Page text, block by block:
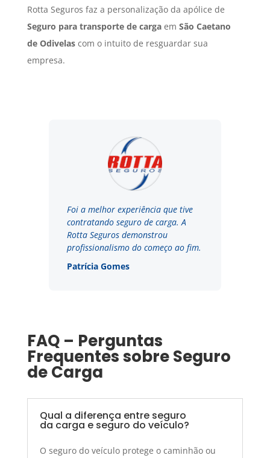
Rotta Seguros faz a personalização da apólice de
Seguro para transporte de cargaem São Caetano
de Odivelascom o intuito de resguardar sua
empresa.
Foi a melhor experiência que tive
contratando seguro de carga. A
Rotta Seguros demonstrou
profissionalismo do começo ao fim.
Patrícia Gomes
FAQ – Perguntas
Frequentes sobre Seguro
de Carga
Qual a diferença entre seguro
da carga e seguro do veículo?
O seguro do veículo protege o caminhão ou